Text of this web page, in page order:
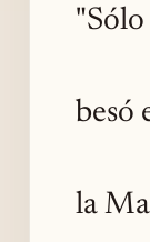
besó
la